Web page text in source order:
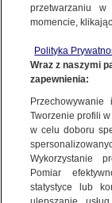
FAKTY | ZOBACZ
Antyeuropejska
odbiorą właściwie
FAKTY PO
FAKTY O
WIĘCEJ
KANAŁY
przetwarzaniu
momencie,
Polityka
Wraz z naszymi
zapewnienia:
Tworzenie profili
w celu doboru
Wykorzystanie
Pomiar
statystyce lub